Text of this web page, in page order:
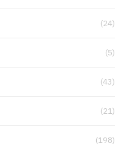
(24)
(5)
(43)
(21)
(198)